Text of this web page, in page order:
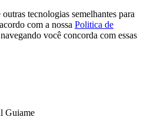
tecnologias semelhantes para
com a nossa Politica de
você concorda com essas
Guiame